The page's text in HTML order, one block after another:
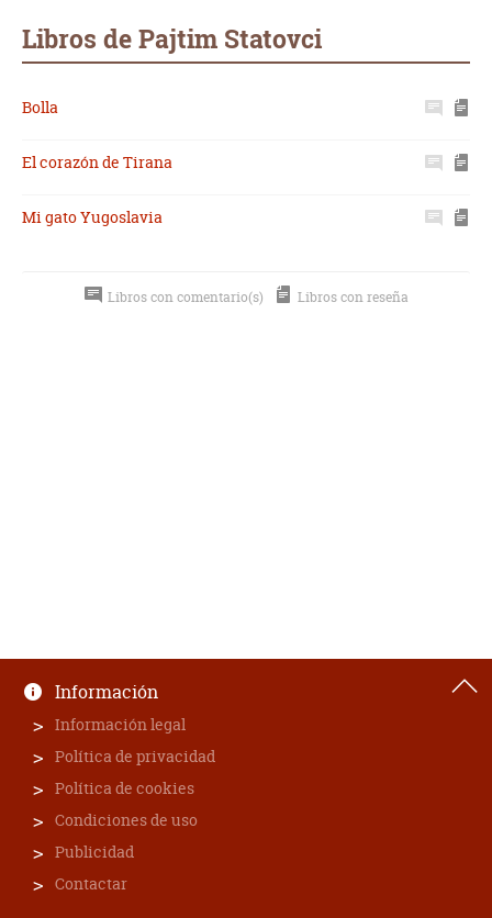
Libros de Pajtim Statovci
Bolla
El corazón de Tirana
Mi gato Yugoslavia
Libros con comentario(s) Libros con reseña
Información
Información legal
Política de privacidad
Política de cookies
Condiciones de uso
Publicidad
Contactar